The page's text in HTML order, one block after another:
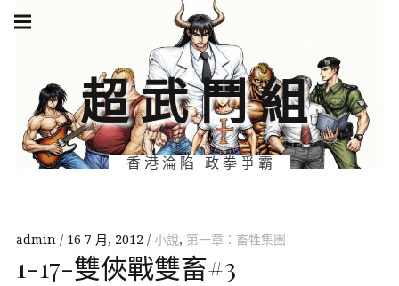
Skip
超武鬥組
香港淪陷 政拳爭霸
navigation
admin 16 7 月, 2012 小說, 第一章：畜牲集團
1-17-雙俠戰雙畜#3